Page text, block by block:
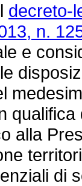
decreto-
n.
e
alla
di